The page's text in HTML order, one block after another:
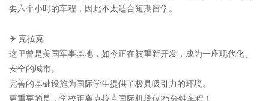
要六个小时的车程，因此不太适合短期留学。
✈️ 克拉克
这里曾是美国军事基地，如今正在被重新开发，成为一座现代化、
安全的城市。
完善的基础设施为国际学生提供了极具吸引力的环境。
更重要的是，学校距离克拉克国际机场仅25分钟车程！